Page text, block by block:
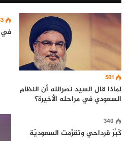
501
لماذا قال السيد نصرالله أن النظام
السعودي في مراحله الأخيرة؟
في
340
كَبُرَ قرداحي وتقزّمت السعوديّة